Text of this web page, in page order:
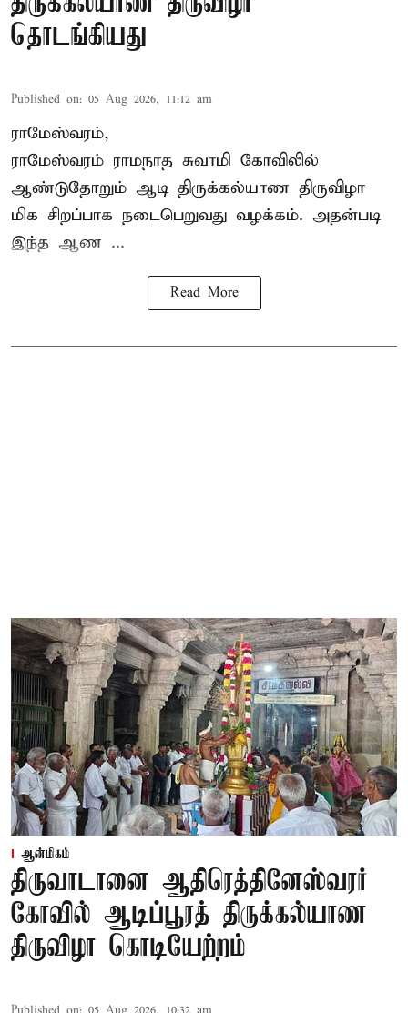
தொடங்கியது
Published on: 05 Aug 2026, 11:12 am
ராமேஸ்வரம்,
ராமேஸ்வரம் ராமநாத சுவாமி கோவிலில்
ஆண்டுதோறும் ஆடி திருக்கல்யாண திருவிழா
மிக சிறப்பாக நடைபெறுவது வழக்கம். அதன்படி
இந்த ஆண ...
Read More
ஆன்மிகம்
திருவாடானை ஆதிரெத்தினேஸ்வரர்
கோவில் ஆடிப்பூரத் திருக்கல்யாண
திருவிழா கொடியேற்றம்